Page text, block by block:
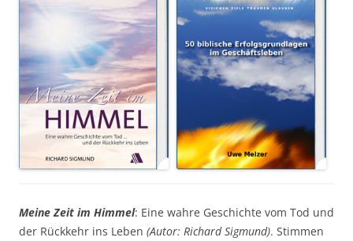
Meine Zeit im Himmel: Eine wahre Geschichte vom Tod und
der Rückkehr ins Leben (Autor: Richard Sigmund). Stimmen